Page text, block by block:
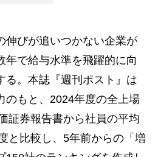
びが追いつかない企業が
年で給与水準を飛躍的に向
る。本誌『週刊ポスト』は
のもと、2024年度の全上場
証券報告書から社員の平均
と比較し、5年前からの「増